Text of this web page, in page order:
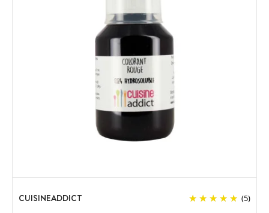
CUISINEADDICT (5)